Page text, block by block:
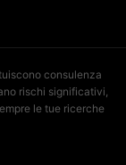
consulenza
rischi significativi,
le tue ricerche